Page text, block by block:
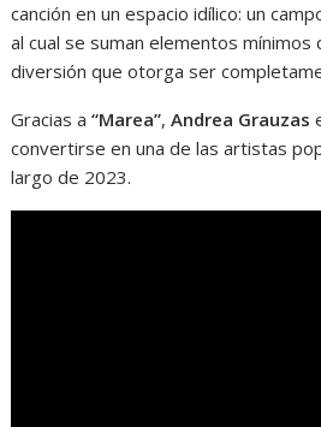
canción en un espacio idílico: un
al cual se suman elementos
diversión que otorga ser
Gracias a“Marea”,Andrea Grauzas
convertirse en una de las artistas
largo de 2023.